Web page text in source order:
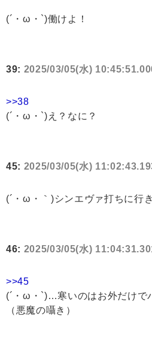
(´・ω・`)働けよ！
39: 2025/03/05(水)
>>38
(´・ω・`)え？なに？
45: 2025/03/05(水)
(´・ω・｀)シンエヴァ打ちに
46: 2025/03/05(水)
>>45
(´・ω・`)…寒いのはお外だけで
（悪魔の囁き）